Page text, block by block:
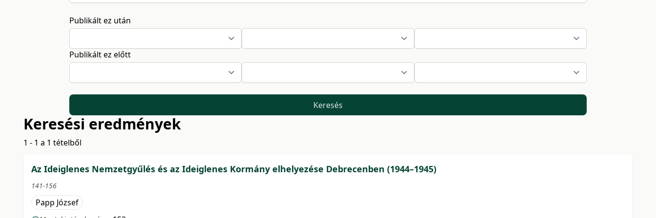
Publikált ez után
Publikált ez előtt
Keresés
Keresési eredmények
1 - 1 a 1 tételből
Az Ideiglenes Nemzetgyűlés és az Ideiglenes Kormány elhelyezése Debrecenben (1944–1945)
141-156
Papp József